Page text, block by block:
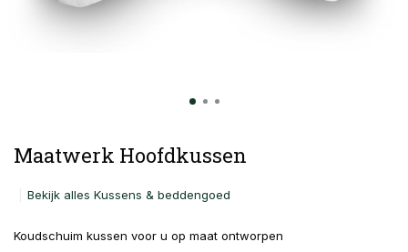
Maatwerk Hoofdkussen
Bekijk alles Kussens & beddengoed
Koudschuim kussen voor u op maat ontworpen